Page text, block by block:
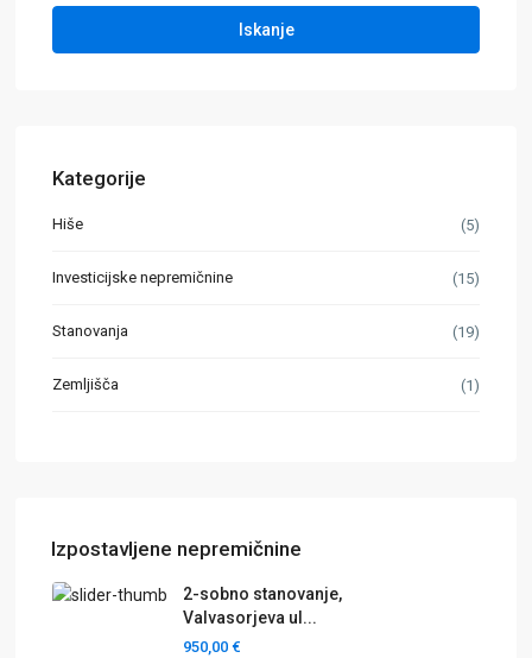
Iskanje
Kategorije
Hiše (5)
Investicijske nepremičnine (15)
Stanovanja (19)
Zemljišča (1)
Izpostavljene nepremičnine
2-sobno stanovanje,
Valvasorjeva ul...
950,00 €